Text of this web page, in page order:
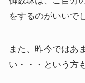
をするのがいいで
また、昨今ではあ
い・・・という方